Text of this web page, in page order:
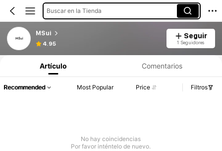
Buscar en la Tienda
MSui
4.95
Seguir
1 Seguidores
Artículo Comentarios
Recommended Most Popular Price Filtros
No hay coincidencias
Por favor inténtelo de nuevo.